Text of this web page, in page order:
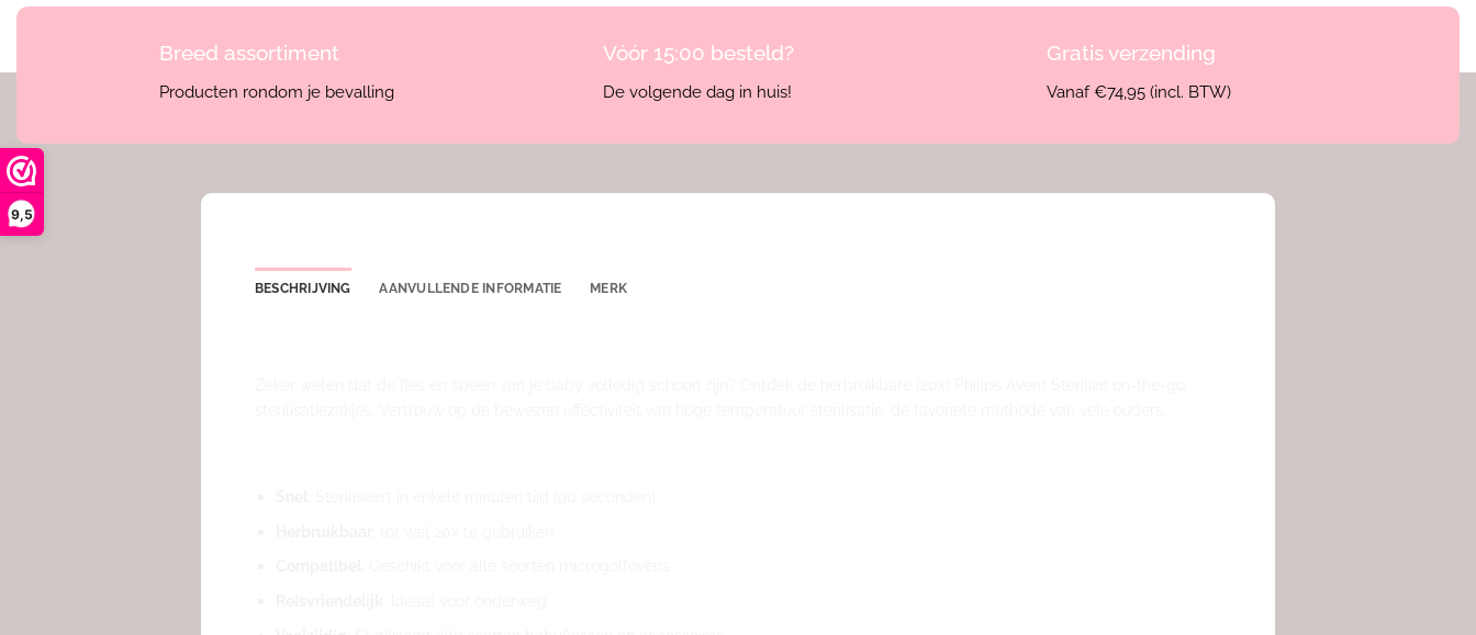
9,5
Breed assortiment
Producten rondom je bevalling
Vóór 15:00 besteld?
De volgende dag in huis!
Gratis verzending
Vanaf €74,95 (incl. BTW)
BESCHRIJVING AANVULLENDE INFORMATIE MERK